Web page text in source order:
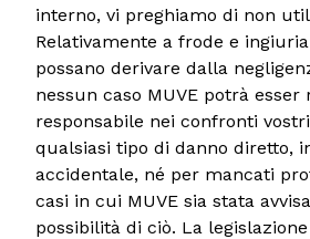
interno, vi preghiamo di non
Relativamente a frode e
possano derivare dalla
nessun caso MUVE potrà esser
responsabile nei confronti
qualsiasi tipo di danno diretto,
accidentale, né per mancati
casi in cui MUVE sia stata
possibilità di ciò. La